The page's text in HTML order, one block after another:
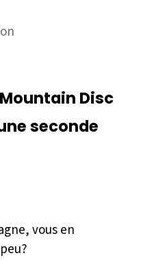
Mountain Disc
seconde
vous en